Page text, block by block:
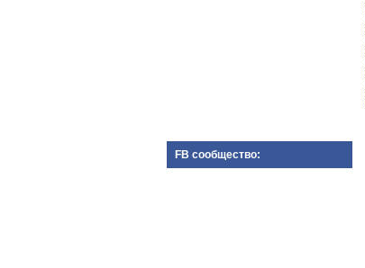
FB сообщество: